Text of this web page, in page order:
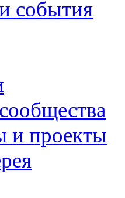
события
и проекты